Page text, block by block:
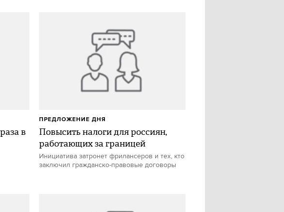
в
Повысить налоги для россиян,
работающих за границей
Инициатива затронет фрилансеров и тех, кто
заключил гражданско-правовые договоры
ПРЕДЛОЖЕНИЕ ДНЯ